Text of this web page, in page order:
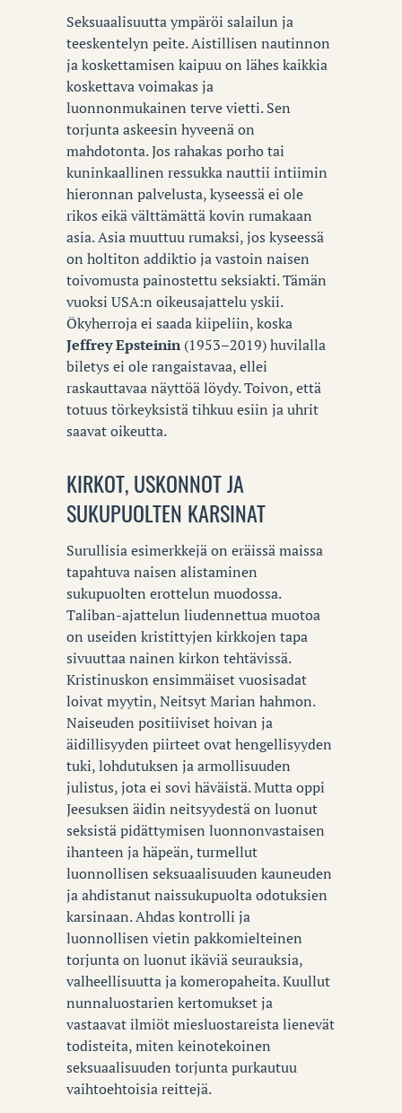
Seksuaalisuutta ympäröi salailun ja
teeskentelyn peite. Aistillisen nautinnon
ja koskettamisen kaipuu on lähes kaikkia
koskettava voimakas ja
luonnonmukainen terve vietti. Sen
torjunta askeesin hyveenä on
mahdotonta. Jos rahakas porho tai
kuninkaallinen ressukka nauttii intiimin
hieronnan palvelusta, kyseessä ei ole
rikos eikä välttämättä kovin rumakaan
asia. Asia muuttuu rumaksi, jos kyseessä
on holtiton addiktio ja vastoin naisen
toivomusta painostettu seksiakti. Tämän
vuoksi USA:n oikeusajattelu yskii.
Ökyherroja ei saada kiipeliin, koska
Jeffrey Epsteinin(1953–2019) huvilalla
biletys ei ole rangaistavaa, ellei
raskauttavaa näyttöä löydy. Toivon, että
totuus törkeyksistä tihkuu esiin ja uhrit
saavat oikeutta.
KIRKOT, USKONNOT JA
SUKUPUOLTEN KARSINAT
Surullisia esimerkkejä on eräissä maissa
tapahtuva naisen alistaminen
sukupuolten erottelun muodossa.
Taliban-ajattelun liudennettua muotoa
on useiden kristittyjen kirkkojen tapa
sivuuttaa nainen kirkon tehtävissä.
Kristinuskon ensimmäiset vuosisadat
loivat myytin, Neitsyt Marian hahmon.
Naiseuden positiiviset hoivan ja
äidillisyyden piirteet ovat hengellisyyden
tuki, lohdutuksen ja armollisuuden
julistus, jota ei sovi häväistä. Mutta oppi
Jeesuksen äidin neitsyydestä on luonut
seksistä pidättymisen luonnonvastaisen
ihanteen ja häpeän, turmellut
luonnollisen seksuaalisuuden kauneuden
ja ahdistanut naissukupuolta odotuksien
karsinaan. Ahdas kontrolli ja
luonnollisen vietin pakkomielteinen
torjunta on luonut ikäviä seurauksia,
valheellisuutta ja komeropaheita. Kuullut
nunnaluostarien kertomukset ja
vastaavat ilmiöt miesluostareista lienevät
todisteita, miten keinotekoinen
seksuaalisuuden torjunta purkautuu
vaihtoehtoisia reittejä.